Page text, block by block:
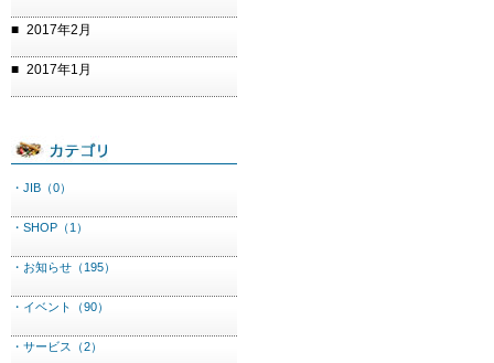
2017年2月
2017年1月
・JIB（0）
・SHOP（1）
・お知らせ（195）
・イベント（90）
・サービス（2）